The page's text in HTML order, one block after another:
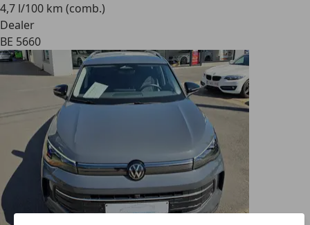
4,7 l/100 km (comb.)
Dealer
BE 5660